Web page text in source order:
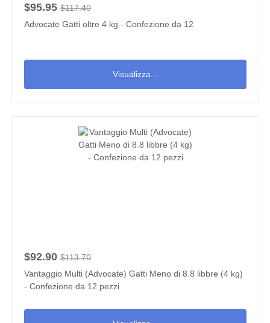
$95.95 $117.40
Advocate Gatti oltre 4 kg - Confezione da 12
Visualizza...
$92.90 $113.70
Vantaggio Multi (Advocate) Gatti Meno di 8.8 libbre (4 kg)
- Confezione da 12 pezzi